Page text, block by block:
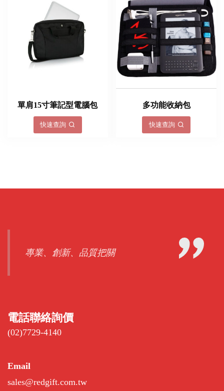
單肩15寸筆記型電腦包
快速查詢
多功能收納包
快速查詢
專業、創新、品質把關
電話聯絡詢價
(02)7729-4140
Email
sales@redgift.com.tw